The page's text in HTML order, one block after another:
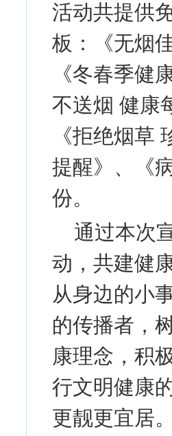
活动共提供
板：《无烟
《冬春季健
不送烟 健康
《拒绝烟草
提醒》、《
份。
通过本次
动，共建健
从身边的小
的传播者，
康理念，积
行文明健康
更靓更宜居